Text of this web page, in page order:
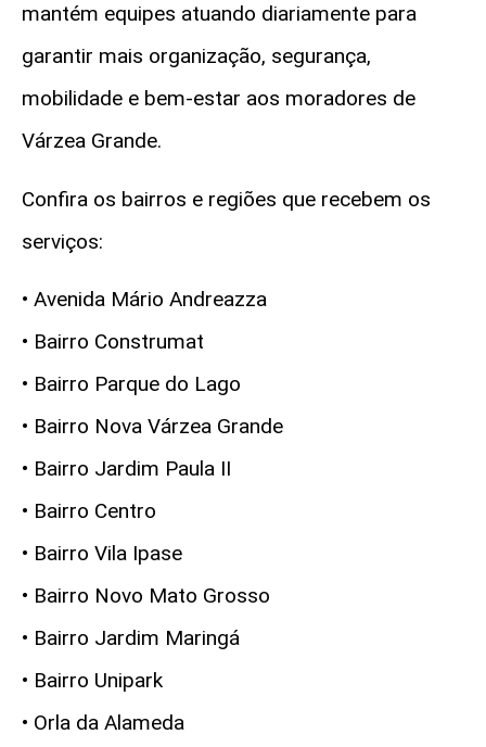
mantém equipes atuando diariamente para
garantir mais organização, segurança,
mobilidade e bem-estar aos moradores de
Várzea Grande.
Confira os bairros e regiões que recebem os
serviços:
• Avenida Mário Andreazza
• Bairro Construmat
• Bairro Parque do Lago
• Bairro Nova Várzea Grande
• Bairro Jardim Paula II
• Bairro Centro
• Bairro Vila Ipase
• Bairro Novo Mato Grosso
• Bairro Jardim Maringá
• Bairro Unipark
• Orla da Alameda